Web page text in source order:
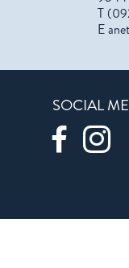
T
E
SOCIAL